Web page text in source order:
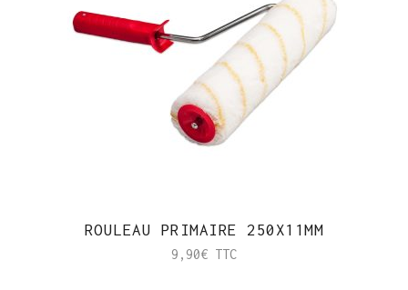
ROULEAU PRIMAIRE 250X11MM
9,90€ TTC